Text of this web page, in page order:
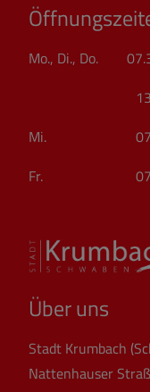
Mo., Di., Do.
13.30 -
Mi. 07.30 -
Fr. 07.30 -
Über uns
Stadt Krumbach
Nattenhauser